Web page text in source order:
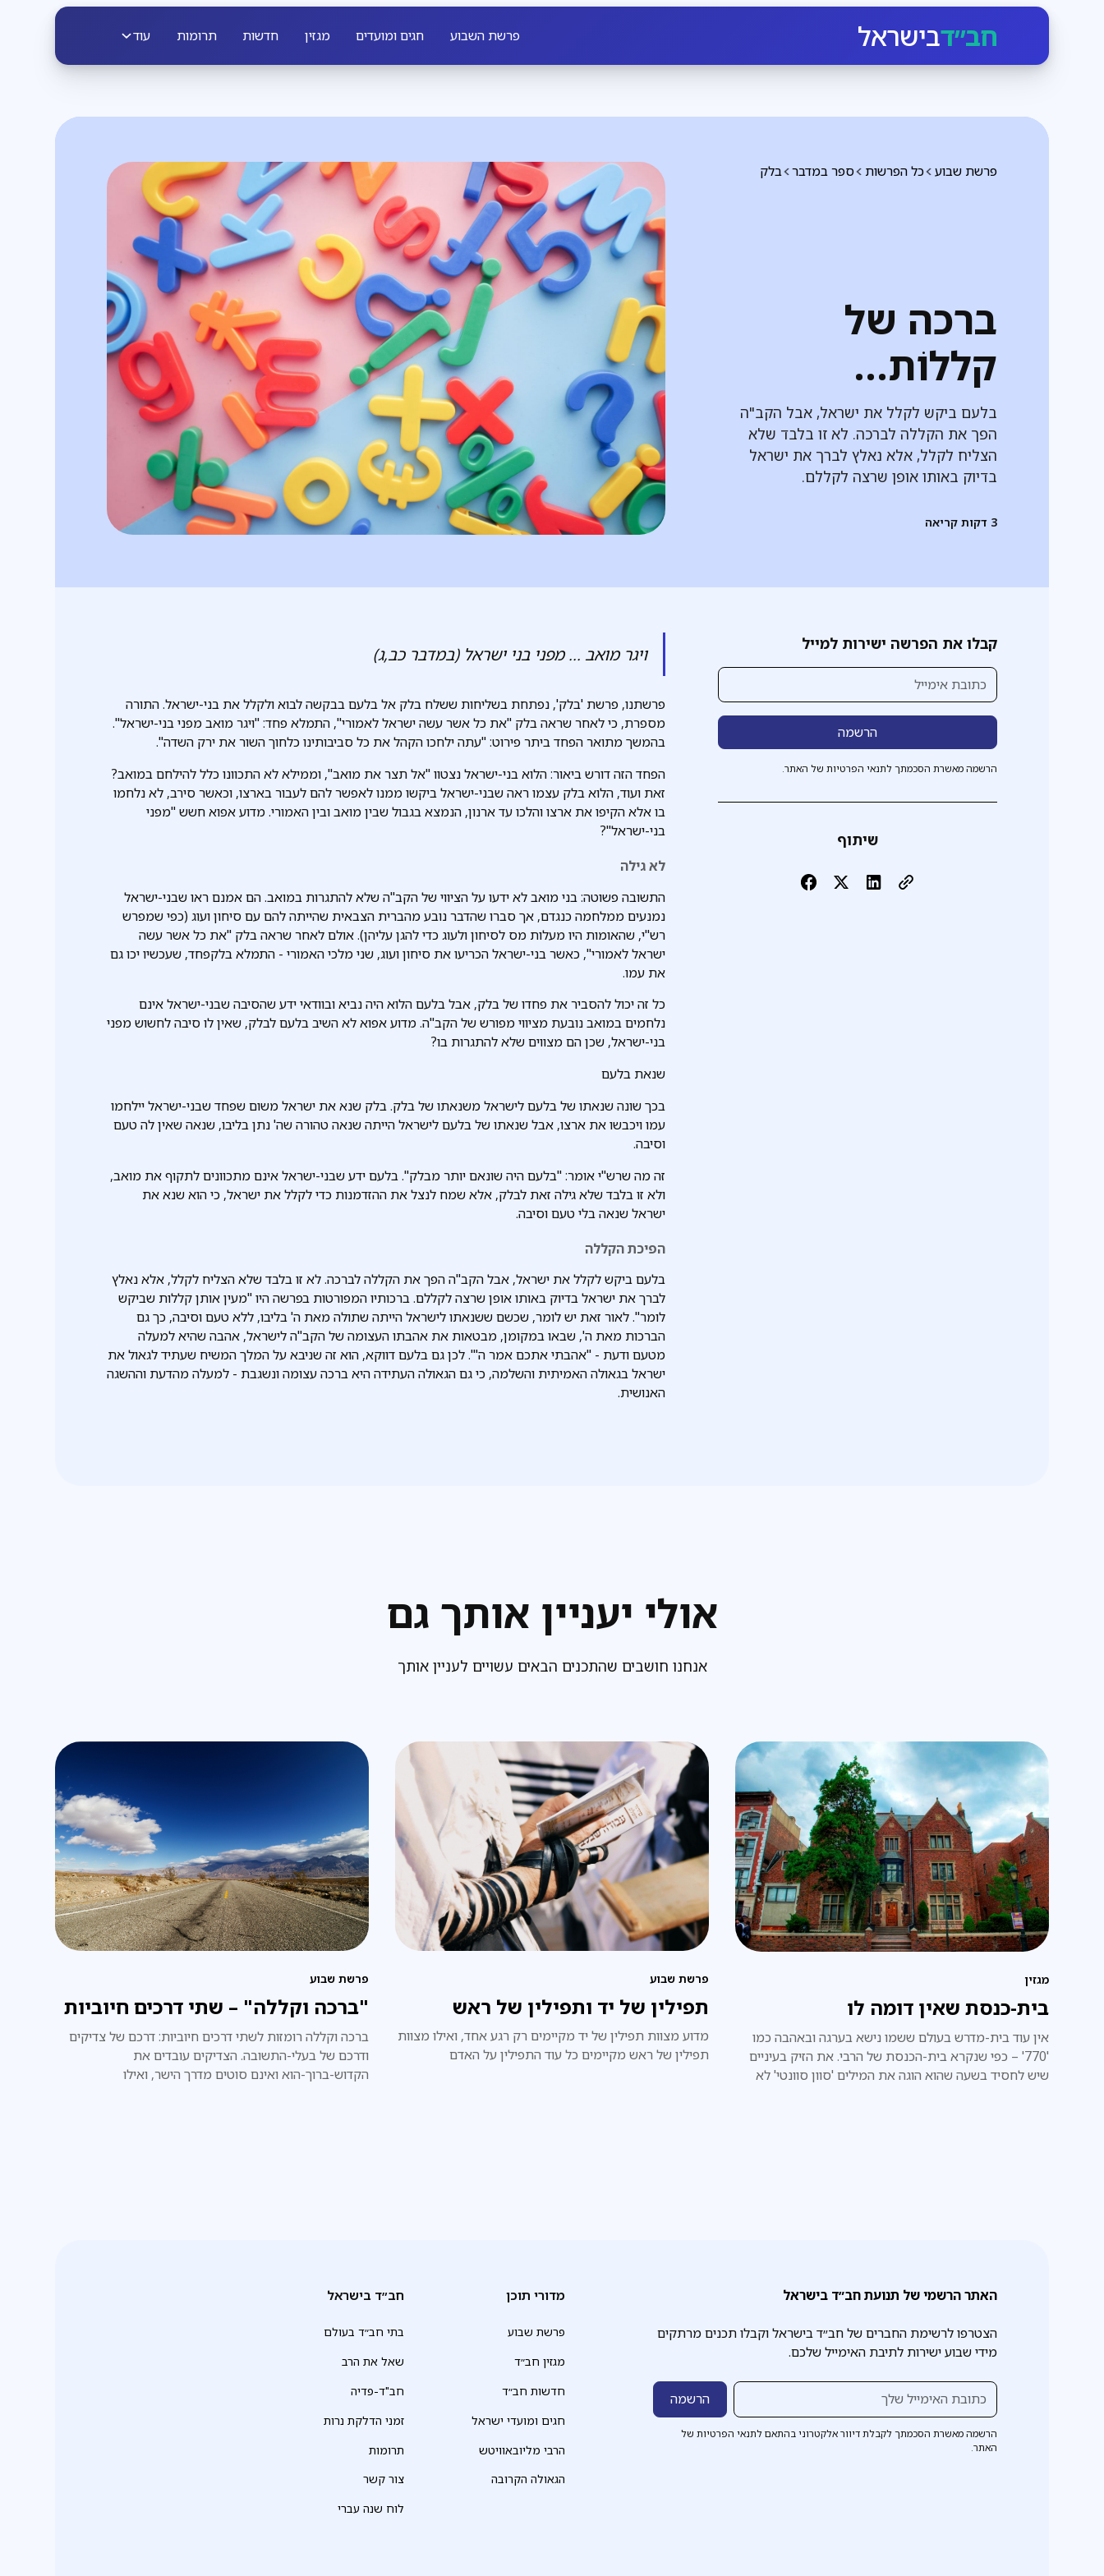
חב״דבישראל פרשת השבוע חגים ומועדים מגזין חדשות תרומות עוד
בלק ספר במדבר כל הפרשות פרשת שבוע
ברכה של
קללוֹת...
בלעם ביקש לקלל את ישראל, אבל הקב"ה
הפך את הקללה לברכה. לא זו בלבד שלא
הצליח לקלל, אלא נאלץ לברך את ישראל
בדיוק באותו אופן שרצה לקללם.
3 דקות קריאה
קבלו את הפרשה ישירות למייל
הרשמה מאשרת הסכמתך לתנאי הפרטיות של האתר.
שיתוף
ויגר מואב ... מפני בני ישראל (במדבר כב,ג)
פרשתנו, פרשת 'בלק', נפתחת בשליחות ששלח בלק אל בלעם בבקשה לבוא ולקלל את בני-ישראל. התורה
מספרת, כי לאחר שראה בלק "את כל אשר עשה ישראל לאמורי", התמלא פחד: "ויגר מואב מפני בני-ישראל".
בהמשך מתואר הפחד ביתר פירוט: "עתה ילחכו הקהל את כל סביבותינו כלחוך השור את ירק השדה".
הפחד הזה דורש ביאור: הלוא בני-ישראל נצטוו "אל תצר את מואב", וממילא לא התכוונו כלל להילחם במואב?
זאת ועוד, הלוא בלק עצמו ראה שבני-ישראל ביקשו ממנו לאפשר להם לעבור בארצו, וכאשר סירב, לא נלחמו
בו אלא הקיפו את ארצו והלכו עד ארנון, הנמצא בגבול שבין מואב ובין האמורי. מדוע אפוא חשש "מפני
בני-ישראל"?
לא גילה
התשובה פשוטה: בני מואב לא ידעו על הציווי של הקב"ה שלא להתגרות במואב. הם אמנם ראו שבני-ישראל
נמנעים ממלחמה כנגדם, אך סברו שהדבר נובע מהברית הצבאית שהייתה להם עם סיחון ועוג (כפי שמפרש
רש"י, שהאומות היו מעלות מס לסיחון ולעוג כדי להגן עליהן). אולם לאחר שראה בלק "את כל אשר עשה
ישראל לאמורי", כאשר בני-ישראל הכריעו את סיחון ועוג, שני מלכי האמורי - התמלא בלקפחד, שעכשיו יכו גם
את עמו.
כל זה יכול להסביר את פחדו של בלק, אבל בלעם הלוא היה נביא ובוודאי ידע שהסיבה שבני-ישראל אינם
נלחמים במואב נובעת מציווי מפורש של הקב"ה. מדוע אפוא לא השיב בלעם לבלק, שאין לו סיבה לחשוש מפני
בני-ישראל, שכן הם מצווים שלא להתגרות בו?
שנאת בלעם
בכך שונה שנאתו של בלעם לישראל משנאתו של בלק. בלק שנא את ישראל משום שפחד שבני-ישראל יילחמו
עמו ויכבשו את ארצו, אבל שנאתו של בלעם לישראל הייתה שנאה טהורה שה' נתן בליבו, שנאה שאין לה טעם
וסיבה.
זה מה שרש"י אומר: "בלעם היה שונאם יותר מבלק". בלעם ידע שבני-ישראל אינם מתכוונים לתקוף את מואב,
ולא זו בלבד שלא גילה זאת לבלק, אלא שמח לנצל את ההזדמנות כדי לקלל את ישראל, כי הוא שנא את
ישראל שנאה בלי טעם וסיבה.
הפיכת הקללה
בלעם ביקש לקלל את ישראל, אבל הקב"ה הפך את הקללה לברכה. לא זו בלבד שלא הצליח לקלל, אלא נאלץ
לברך את ישראל בדיוק באותו אופן שרצה לקללם. ברכותיו המפורטות בפרשה היו "מעין אותן קללות שביקש
לומר". לאור זאת יש לומר, שכשם ששנאתו לישראל הייתה שתולה מאת ה' בליבו, ללא טעם וסיבה, כך גם
הברכות מאת ה', שבאו במקומן, מבטאות את אהבתו העצומה של הקב"ה לישראל, אהבה שהיא למעלה
מטעם ודעת - "אהבתי אתכם אמר ה'". לכן גם בלעם דווקא, הוא זה שניבא על המלך המשיח שעתיד לגאול את
ישראל בגאולה האמיתית והשלמה, כי גם הגאולה העתידה היא ברכה עצומה ונשגבת - למעלה מהדעת וההשגה
האנושית.
אולי יעניין אותך גם
אנחנו חושבים שהתכנים הבאים עשויים לעניין אותך
מגזין
בית-כנסת שאין דומה לו
אין עוד בית-מדרש בעולם ששמו נישא בערגה ובאהבה כמו
'770' – כפי שנקרא בית-הכנסת של הרבי. את הזיק בעיניים
שיש לחסיד בשעה שהוא הוגה את המילים 'סוון סוונטי' לא
פרשת שבוע
תפילין של יד ותפילין של ראש
מדוע מצוות תפילין של יד מקיימים רק רגע אחד, ואילו מצוות
תפילין של ראש מקיימים כל עוד התפילין על האדם
פרשת שבוע
"ברכה וקללה" – שתי דרכים חיוביות
ברכה וקללה רומזות לשתי דרכים חיוביות: דרכם של צדיקים
ודרכם של בעלי-התשובה. הצדיקים עובדים את
הקדוש-ברוך-הוא ואינם סוטים מדרך הישר, ואילו
האתר הרשמי של תנועת חב״ד בישראל
הצטרפו לרשימת החברים של חב״ד בישראל וקבלו תכנים מרתקים
מידי שבוע ישירות לתיבת האימייל שלכם.
הרשמה מאשרת הסכמתך לקבלת דיוור אלקטרוני בהתאם לתנאי הפרטיות של
האתר.
מדורי תוכן
פרשת שבוע
מגזין חב״ד
חדשות חב״ד
חגים ומועדי ישראל
הרבי מליובאוויטש
הגאולה הקרובה
חב״ד בישראל
בתי חב״ד בעולם
שאל את הרב
חב"ד-פדיה
זמני הדלקת נרות
תרומות
צור קשר
לוח שנה עברי